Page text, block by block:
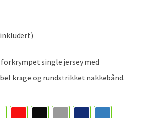
inkludert)
single jersey med
krage og rundstrikket nakkebånd.